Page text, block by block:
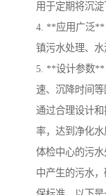
用于定期将沉淀
4. **应用广泛**
镇污水处理、水
5. **设计参数**
速、沉降时间等
通过合理设计
率，达到净化水
体检中心的污
中产生的污水